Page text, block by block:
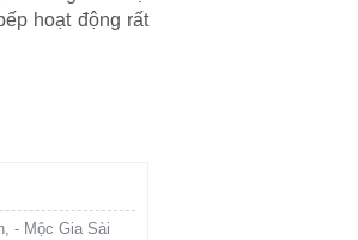
hoạt động rất
- Mộc Gia Sài